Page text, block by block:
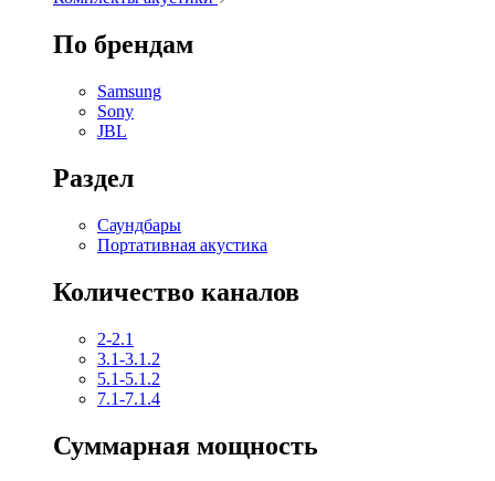
По брендам
Samsung
Sony
JBL
Раздел
Саундбары
Портативная акустика
Количество каналов
2-2.1
3.1-3.1.2
5.1-5.1.2
7.1-7.1.4
Суммарная мощность